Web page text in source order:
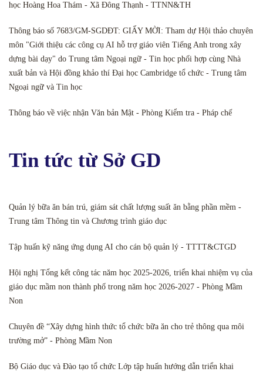
học Hoàng Hoa Thám - Xã Đông Thạnh - TTNN&TH
Thông báo số 7683/GM-SGDĐT: GIẤY MỜI: Tham dự Hội thảo chuyên
môn "Giới thiệu các công cụ AI hỗ trợ giáo viên Tiếng Anh trong xây
dựng bài dạy" do Trung tâm Ngoại ngữ - Tin học phối hợp cùng Nhà
xuất bản và Hội đồng khảo thí Đại học Cambridge tổ chức - Trung tâm
Ngoại ngữ và Tin học
Thông báo về việc nhận Văn bản Mật - Phòng Kiểm tra - Pháp chế
Tin tức từ Sở GD
Quản lý bữa ăn bán trú, giám sát chất lượng suất ăn bằng phần mềm -
Trung tâm Thông tin và Chương trình giáo dục
Tập huấn kỹ năng ứng dụng AI cho cán bộ quản lý - TTTT&CTGD
Hội nghị Tổng kết công tác năm học 2025-2026, triển khai nhiệm vụ của
giáo dục mầm non thành phố trong năm học 2026-2027 - Phòng Mầm
Non
Chuyên đề “Xây dựng hình thức tổ chức bữa ăn cho trẻ thông qua môi
trường mở” - Phòng Mầm Non
Bộ Giáo dục và Đào tạo tổ chức Lớp tập huấn hướng dẫn triển khai